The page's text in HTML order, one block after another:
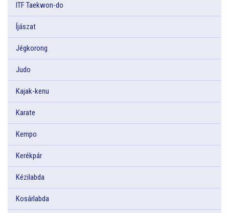
ITF Taekwon-do
Íjászat
Jégkorong
Judo
Kajak-kenu
Karate
Kempo
Kerékpár
Kézilabda
Kosárlabda